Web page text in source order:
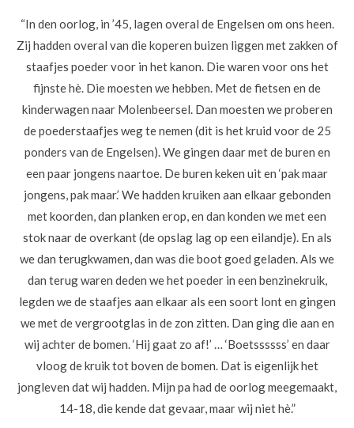
“In den oorlog, in ’45, lagen overal de Engelsen om ons heen.
Zij hadden overal van die koperen buizen liggen met zakken of
staafjes poeder voor in het kanon. Die waren voor ons het
fijnste hè. Die moesten we hebben. Met de fietsen en de
kinderwagen naar Molenbeersel. Dan moesten we proberen
de poederstaafjes weg te nemen (dit is het kruid voor de 25
ponders van de Engelsen). We gingen daar met de buren en
een paar jongens naartoe. De buren keken uit en ‘pak maar
jongens, pak maar.’ We hadden kruiken aan elkaar gebonden
met koorden, dan planken erop, en dan konden we met een
stok naar de overkant (de opslag lag op een eilandje). En als
we dan terugkwamen, dan was die boot goed geladen. Als we
dan terug waren deden we het poeder in een benzinekruik,
legden we de staafjes aan elkaar als een soort lont en gingen
we met de vergrootglas in de zon zitten. Dan ging die aan en
wij achter de bomen. ‘Hij gaat zo af!’ … ‘Boetssssss’ en daar
vloog de kruik tot boven de bomen. Dat is eigenlijk het
jongleven dat wij hadden. Mijn pa had de oorlog meegemaakt,
14-18, die kende dat gevaar, maar wij niet hè.”